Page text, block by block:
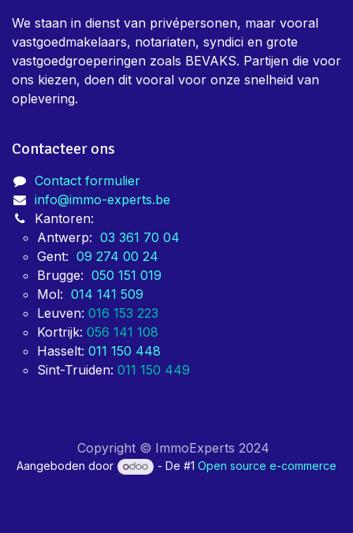
We staan in dienst van privépersonen, maar vooral
vastgoedmakelaars, notariaten, syndici en grote
vastgoedgroeperingen zoals BEVAKS. Partijen die voor
ons kiezen, doen dit vooral voor onze snelheid van
oplevering.
Contacteer ons
Contact formulier
info@immo-experts.be
Kantoren:
Antwerp: 03 361 70 04
Gent: 09 274 00 24
Brugge: 050 151 019
Mol: 014 141 509
Leuven: 016 153 223
Kortrijk: 056 141 108
Hasselt: 011 150 448
Sint-Truiden: 011 150 449
Copyright © ImmoExperts 2024
Aangeboden door - De #1Open source e-commerce